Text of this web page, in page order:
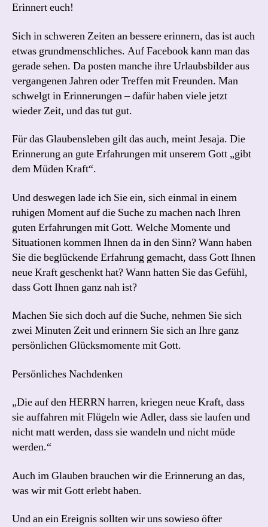
Erinnert euch!
Sich in schweren Zeiten an bessere erinnern, das ist auch
etwas grundmenschliches. Auf Facebook kann man das
gerade sehen. Da posten manche ihre Urlaubsbilder aus
vergangenen Jahren oder Treffen mit Freunden. Man
schwelgt in Erinnerungen – dafür haben viele jetzt
wieder Zeit, und das tut gut.
Für das Glaubensleben gilt das auch, meint Jesaja. Die
Erinnerung an gute Erfahrungen mit unserem Gott „gibt
dem Müden Kraft“.
Und deswegen lade ich Sie ein, sich einmal in einem
ruhigen Moment auf die Suche zu machen nach Ihren
guten Erfahrungen mit Gott. Welche Momente und
Situationen kommen Ihnen da in den Sinn? Wann haben
Sie die beglückende Erfahrung gemacht, dass Gott Ihnen
neue Kraft geschenkt hat? Wann hatten Sie das Gefühl,
dass Gott Ihnen ganz nah ist?
Machen Sie sich doch auf die Suche, nehmen Sie sich
zwei Minuten Zeit und erinnern Sie sich an Ihre ganz
persönlichen Glücksmomente mit Gott.
Persönliches Nachdenken
„Die auf den HERRN harren, kriegen neue Kraft, dass
sie auffahren mit Flügeln wie Adler, dass sie laufen und
nicht matt werden, dass sie wandeln und nicht müde
werden.“
Auch im Glauben brauchen wir die Erinnerung an das,
was wir mit Gott erlebt haben.
Und an ein Ereignis sollten wir uns sowieso öfter